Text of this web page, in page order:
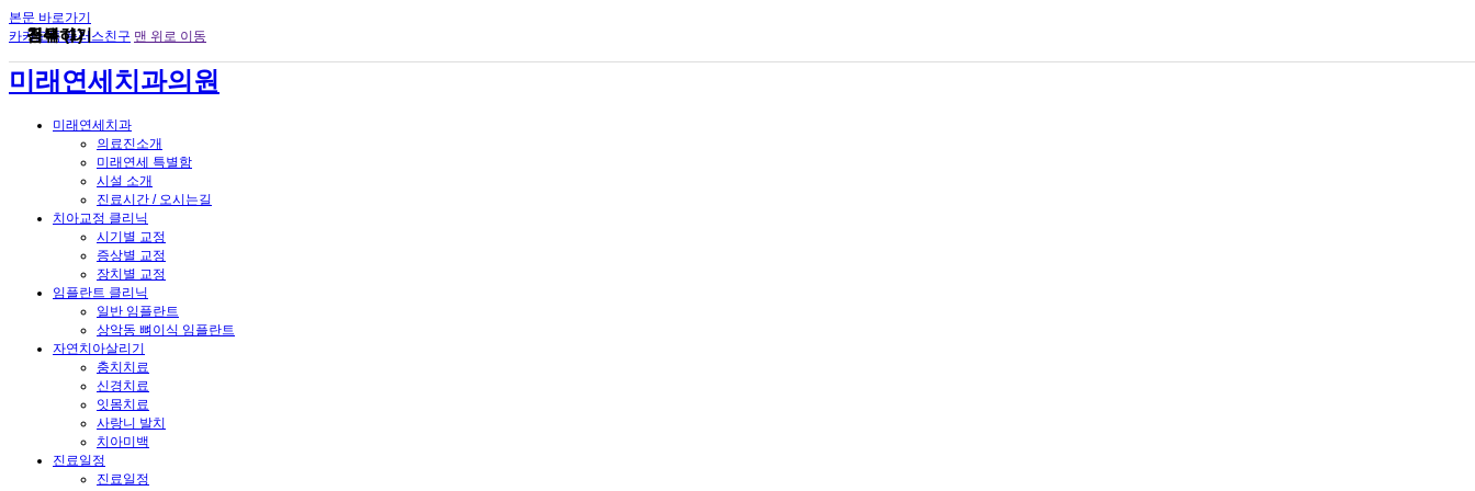
본문 바로가기
카카오톡 플러스친구 맨 위로 이동
미래연세치과의원
미래연세치과
의료진소개
미래연세 특별함
시설 소개
진료시간 / 오시는길
치아교정 클리닉
시기별 교정
증상별 교정
장치별 교정
임플란트 클리닉
일반 임플란트
상악동 뼈이식 임플란트
자연치아살리기
충치치료
신경치료
잇몸치료
사랑니 발치
치아미백
진료일정
진료일정
검색
공유하기
첨부 (1)